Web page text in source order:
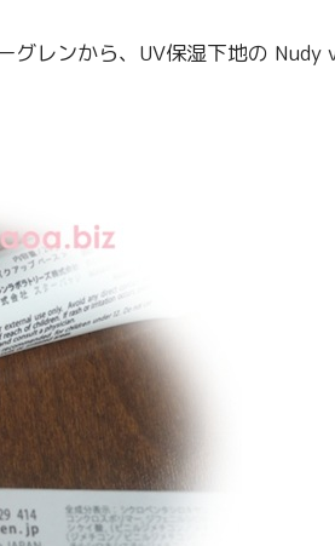
グレンから、UV保湿下地の Nudy